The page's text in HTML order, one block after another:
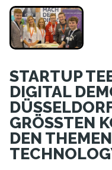
STARTUP
DIGITAL
GRÖSSTEN
DEN